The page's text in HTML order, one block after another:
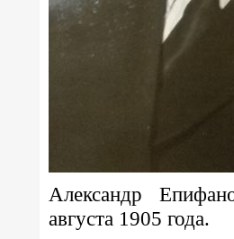
Александр
августа 1905 года.